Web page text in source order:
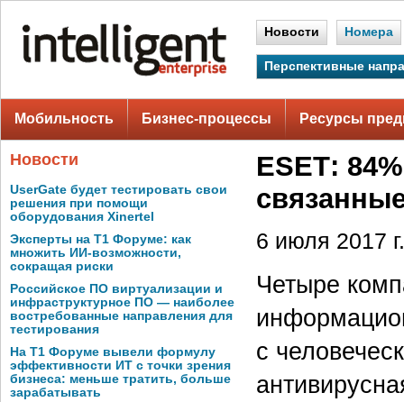
Новости Номера
Перспективные
Мобильность Бизнес-процессы Ресурсы
Новости
UserGate будет тестировать свои
решения при помощи
оборудования Xinertel
Эксперты на Т1 Форуме: как
множить ИИ-возможности,
сокращая риски
Российское ПО виртуализации и
инфраструктурное ПО — наиболее
востребованные направления для
тестирования
На Т1 Форуме вывели формулу
эффективности ИТ с точки зрения
бизнеса: меньше тратить, больше
зарабатывать
ESEТ:
6 июля 2017 г.
Четыре
с